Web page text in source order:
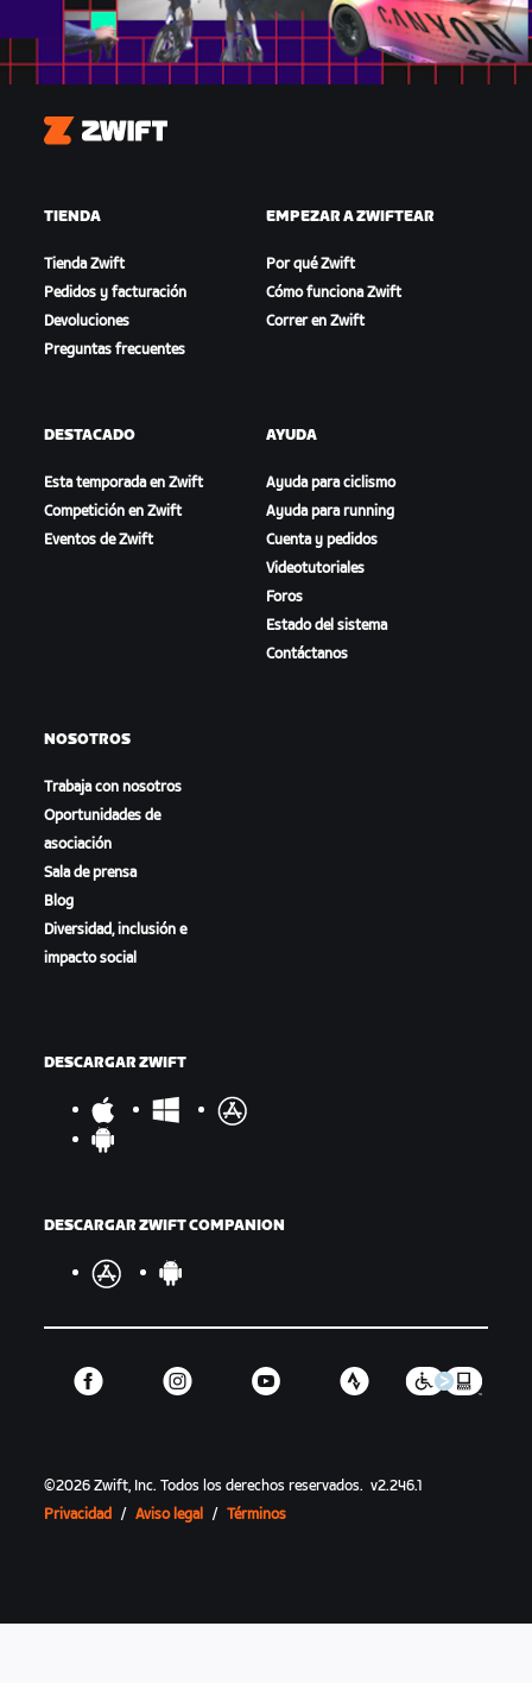
Zwift
TIENDA
Tienda Zwift
Pedidos y facturación
Devoluciones
Preguntas frecuentes
EMPEZAR A ZWIFTEAR
Por qué Zwift
Cómo funciona Zwift
Correr en Zwift
DESTACADO
Esta temporada en Zwift
Competición en Zwift
Eventos de Zwift
AYUDA
Ayuda para ciclismo
Ayuda para running
Cuenta y pedidos
Videotutoriales
Foros
Estado del sistema
Contáctanos
NOSOTROS
Trabaja con nosotros
Oportunidades de
asociación
Sala de prensa
Blog
Diversidad, inclusión e
impacto social
DESCARGAR ZWIFT
DESCARGAR ZWIFT COMPANION
©2026 Zwift, Inc.Todos los derechos reservados. v2.246.1
Privacidad
/ Aviso legal / Términos